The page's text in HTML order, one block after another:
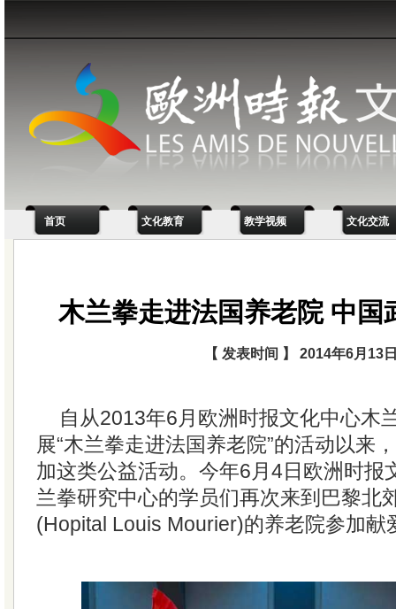
首页 文化教育 教学视频 文化交流
木兰拳走进法国养老院 中国
【 发表时间 】 2014年6月13
自从2013年6月欧洲时报文化中心木
展“木兰拳走进法国养老院”的活动以来
加这类公益活动。今年6月4日欧洲时报
兰拳研究中心的学员们再次来到巴黎北
(Hopital Louis Mourier)的养老院参加献